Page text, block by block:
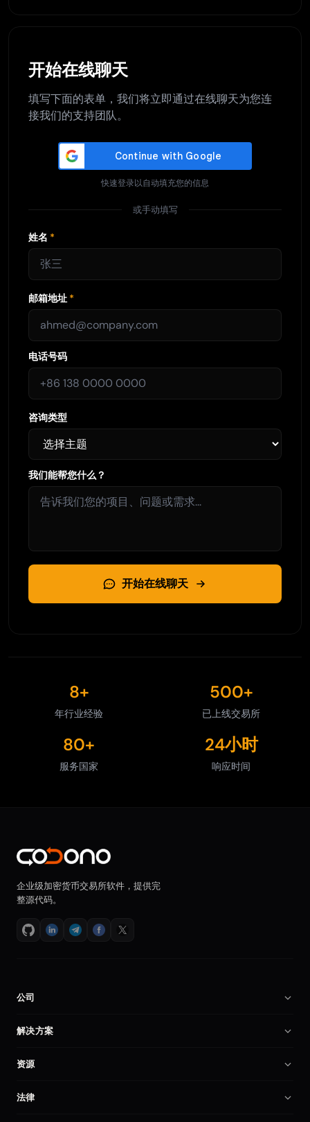
开始在线聊天
填写下面的表单，我们将立即通过在线聊天为您连
接我们的支持团队。
快速登录以自动填充您的信息
或手动填写
姓名 *
邮箱地址 *
电话号码
咨询类型
我们能帮您什么？
开始在线聊天
8+
年行业经验
500+
已上线交易所
80+
服务国家
24小时
响应时间
企业级加密货币交易所软件，提供完
整源代码。
公司
关于我们
合作伙伴
产品对比
解决方案
加密货币交易所软件
交易所程序
资源
技术文档
法律